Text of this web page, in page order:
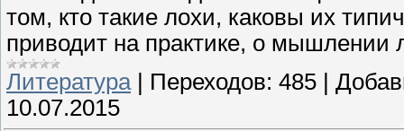
том, кто такие лохи, каковы их
приводит на практике, о мышлении
Литература | Переходов: 485 |
10.07.2015